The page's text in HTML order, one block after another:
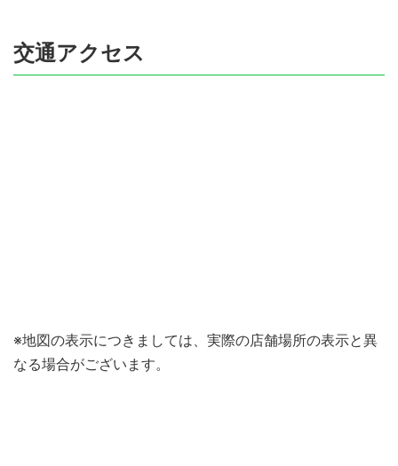
交通アクセス
※地図の表示につきましては、実際の店舗場所の表示と異
なる場合がございます。